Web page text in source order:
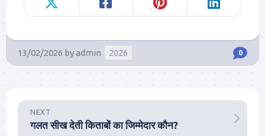
13/02/2026 byadmin 2026 0
NEXT
गलत सीख देती किताबों का जिम्मेदार कौन?